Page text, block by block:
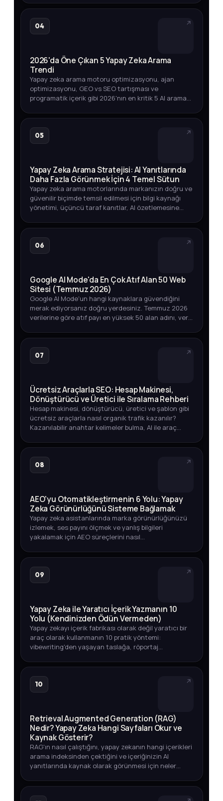
04
2026'da Öne Çıkan 5 Yapay Zeka Arama
Trendi
Yapay zeka arama motoru optimizasyonu, ajan
optimizasyonu, GEO vs SEO tartışması ve
programatik içerik gibi 2026'nın en kritik 5 AI arama
05
Yapay Zeka Arama Stratejisi: AI Yanıtlarında
Daha Fazla Görünmek İçin 4 Temel Sütun
Yapay zeka arama motorlarında markanızın doğru ve
güvenilir biçimde temsil edilmesi için bilgi kaynağı
yönetimi, üçüncü taraf kanıtlar, AI özetlemesine
kapsamlı bir strate…
06
Google AI Mode'da En Çok Atıf Alan 50 Web
Sitesi (Temmuz 2026)
Google AI Mode'un hangi kaynaklara güvendiğini
merak ediyorsanız doğru yerdesiniz. Temmuz 2026
verilerine göre atıf payı en yüksek 50 alan adını, veri
yollarını keşfedin.
07
Ücretsiz Araçlarla SEO: Hesap Makinesi,
Dönüştürücü ve Üretici ile Sıralama Rehberi
Hesap makinesi, dönüştürücü, üretici ve şablon gibi
ücretsiz araçlarla nasıl organik trafik kazanılır?
Kazanılabilir anahtar kelimeler bulma, AI ile araç
08
AEO'yu Otomatikleştirmenin 6 Yolu: Yapay
Zeka Görünürlüğünü Sisteme Bağlamak
Yapay zeka asistanlarında marka görünürlüğünüzü
izlemek, ses payını ölçmek ve yanlış bilgileri
yakalamak için AEO süreçlerini nasıl
09
Yapay Zeka ile Yaratıcı İçerik Yazmanın 10
Yolu (Kendinizden Ödün Vermeden)
Yapay zekayı içerik fabrikası olarak değil yaratıcı bir
araç olarak kullanmanın 10 pratik yöntemi:
vibewriting'den yaşayan taslağa, röportaj
10
Retrieval Augmented Generation (RAG)
Nedir? Yapay Zeka Hangi Sayfaları Okur ve
Kaynak Gösterir?
RAG'ın nasıl çalıştığını, yapay zekanın hangi içerikleri
arama indeksinden çektiğini ve içeriğinizin AI
yanıtlarında kaynak olarak görünmesi için neler